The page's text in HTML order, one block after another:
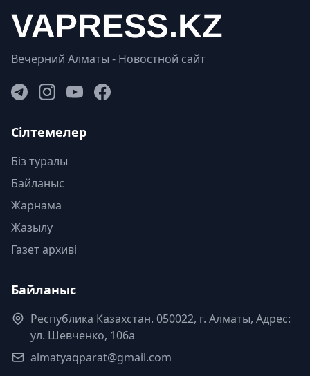
Вечерний Алматы - Новостной сайт
Сілтемелер
Біз туралы
Байланыс
Жарнама
Жазылу
Газет архиві
Байланыс
Республика Казахстан. 050022, г. Алматы, Адрес:
ул. Шевченко, 106а
almatyaqparat@gmail.com